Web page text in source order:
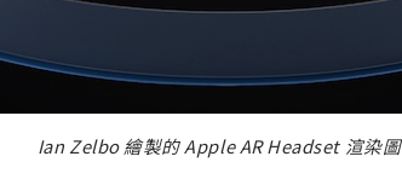
Ian Zelbo 繪製的 Apple AR Headset 渲染圖